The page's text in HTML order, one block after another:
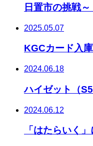
日置市の挑戦
2025.05.07
KGCカード入
2024.06.18
ハイゼット（
2024.06.12
「はたらいく